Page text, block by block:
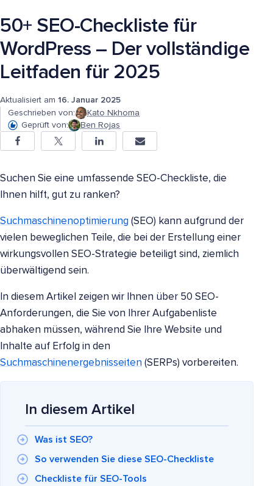
50+ SEO-Checkliste für
WordPress – Der vollständige
Leitfaden für 2025
Aktualisiert am 16. Januar 2025
Geschrieben von:
Kato Nkhoma
Geprüft von:
Ben Rojas
Suchen Sie eine umfassende SEO-Checkliste, die
Ihnen hilft, gut zu ranken?
Suchmaschinenoptimierung (SEO) kann aufgrund der
vielen beweglichen Teile, die bei der Erstellung einer
wirkungsvollen SEO-Strategie beteiligt sind, ziemlich
überwältigend sein.
In diesem Artikel zeigen wir Ihnen über 50 SEO-
Anforderungen, die Sie von Ihrer Aufgabenliste
abhaken müssen, während Sie Ihre Website und
Inhalte auf Erfolg in den
Suchmaschinenergebnisseiten (SERPs) vorbereiten.
In diesem Artikel
Was ist SEO?
So verwenden Sie diese SEO-Checkliste
Checkliste für SEO-Tools